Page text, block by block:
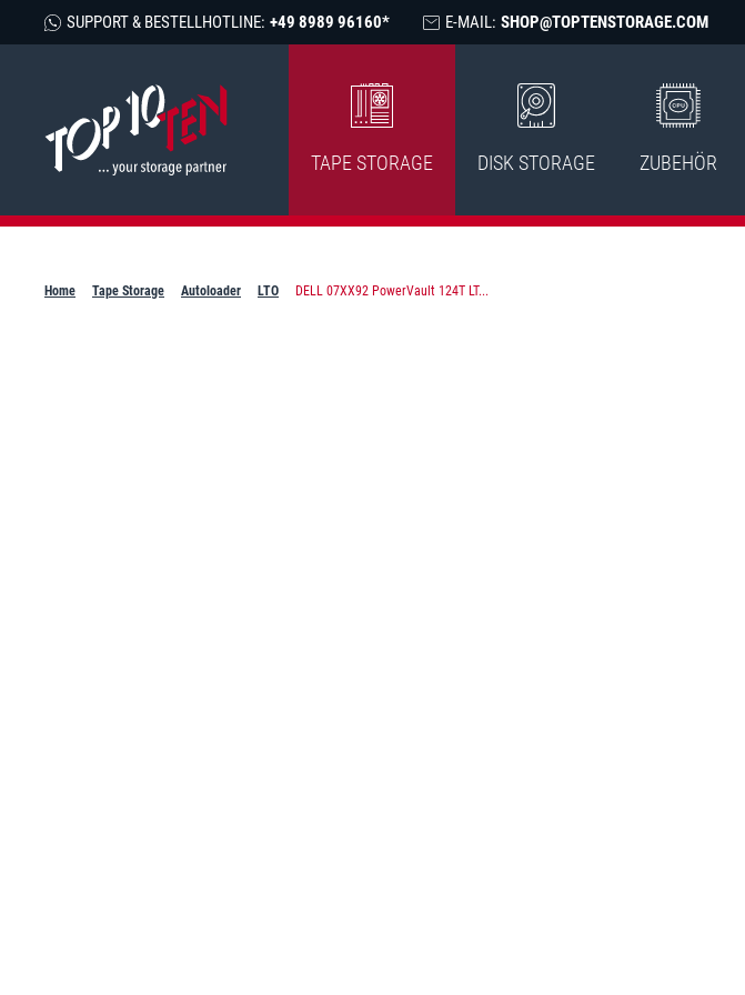
SUPPORT & BESTELLHOTLINE: +49 8989 96160* E-MAIL: SHOP@TOPTENSTORAGE.COM
TAPE STORAGE DISK STORAGE ZUBEHÖR
Home Tape Storage Autoloader LTO DELL 07XX92 PowerVault 124T LT...